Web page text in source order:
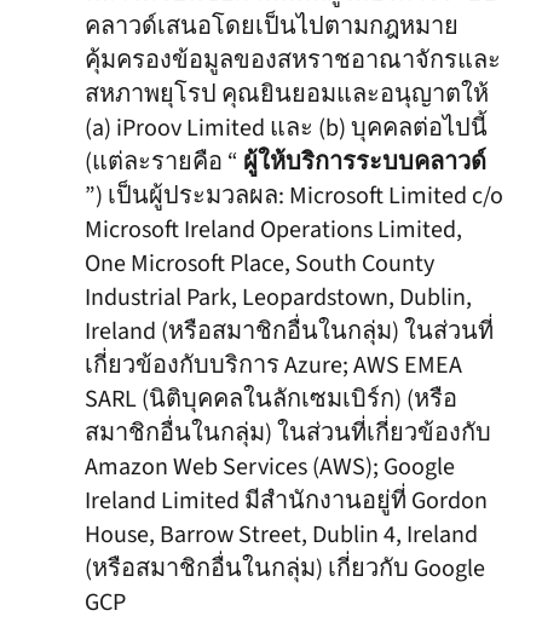
คลาวด์เสนอโดยเป็นไปตามกฎหมาย
คุ้มครองข้อมูลของสหราชอาณาจักรและ
สหภาพยุโรป คุณยินยอมและอนุญาตให้
(a) iProov Limited และ (b) บุคคลต่อไปนี้
(แต่ละรายคือ “ ผู้ให้บริการระบบคลาวด์
”) เป็นผู้ประมวลผล: Microsoft Limited c/o
Microsoft Ireland Operations Limited,
One Microsoft Place, South County
Industrial Park, Leopardstown, Dublin,
Ireland (หรือสมาชิกอื่นในกลุ่ม) ในส่วนที่
เกี่ยวข้องกับบริการ Azure; AWS EMEA
SARL (นิติบุคคลในลักเซมเบิร์ก) (หรือ
สมาชิกอื่นในกลุ่ม) ในส่วนที่เกี่ยวข้องกับ
Amazon Web Services (AWS); Google
Ireland Limited มีสำนักงานอยู่ที่ Gordon
House, Barrow Street, Dublin 4, Ireland
(หรือสมาชิกอื่นในกลุ่ม) เกี่ยวกับ Google
GCP